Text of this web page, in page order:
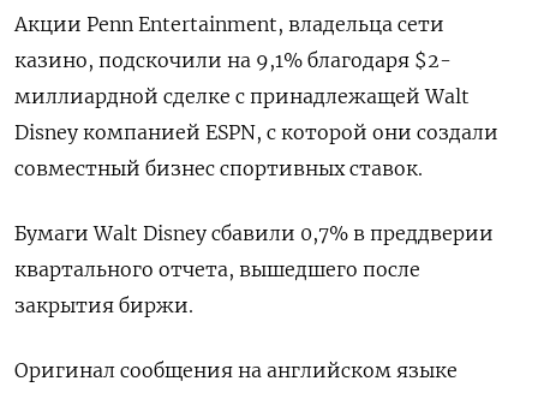
Акции Penn Entertainment, владельца сети
казино, подскочили на 9,1% благодаря $2-
миллиардной сделке с принадлежащей Walt
Disney компанией ESPN, с которой они создали
совместный бизнес спортивных ставок.
Бумаги Walt Disney сбавили 0,7% в преддверии
квартального отчета, вышедшего после
закрытия биржи.
Оригинал сообщения на английском языке